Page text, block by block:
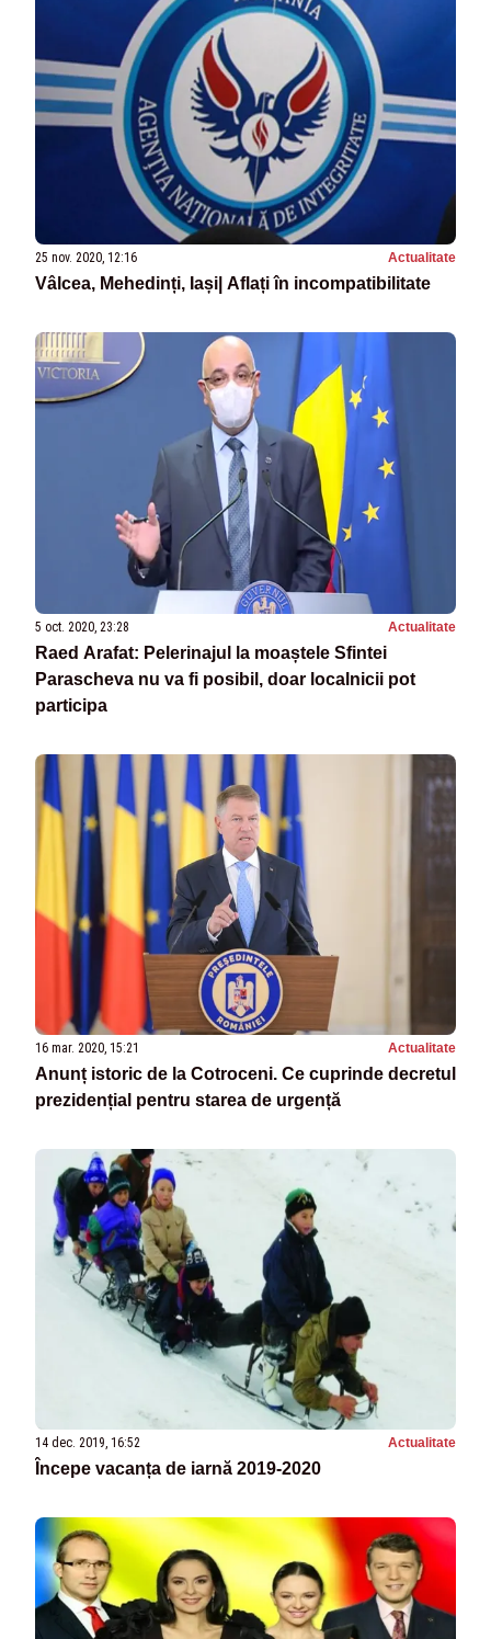
25 nov. 2020, 12:16 Actualitate
Vâlcea, Mehedinți, Iași| Aflați în incompatibilitate
5 oct. 2020, 23:28 Actualitate
Raed Arafat: Pelerinajul la moaștele Sfintei
Parascheva nu va fi posibil, doar localnicii pot
participa
16 mar. 2020, 15:21 Actualitate
Anunț istoric de la Cotroceni. Ce cuprinde decretul
prezidențial pentru starea de urgență
14 dec. 2019, 16:52 Actualitate
Începe vacanța de iarnă 2019-2020